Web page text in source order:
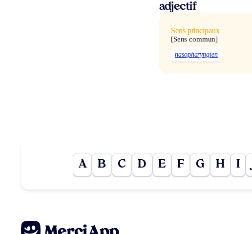
adjectif
Sens principaux
[Sens commun]
nasopharyngien
A B C D E F G H I